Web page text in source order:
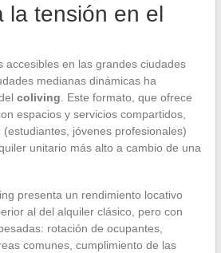
la tensión en el
accesibles en las grandes ciudades
medianas dinámicas ha
coliving. Este formato, que ofrece
espacios y servicios compartidos,
jóvenes profesionales)
unitario más alto a cambio de una
presenta un rendimiento locativo
al del alquiler clásico, pero con
rotación de ocupantes,
comunes, cumplimiento de las